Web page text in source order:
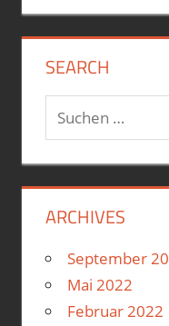
SEARCH
Suchen
nach:
ARCHIVES
September
Mai 2022
Februar 2022